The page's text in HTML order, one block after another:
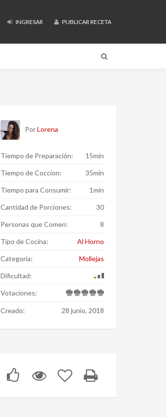
INGRESAR PUBLICAR RECETA
PorLorena
Tiempo de Preparación: 15min
Tiempo de Coccion: 35min
Tiempo para Consumir: 1min
Cantidad de Porciones: 30
Personas que Comen: 8
Tipo de Cocina: Al Horno
Categoría: Mollejas
Dificultad:
Votaciones:
Creado: 28 junio, 2018